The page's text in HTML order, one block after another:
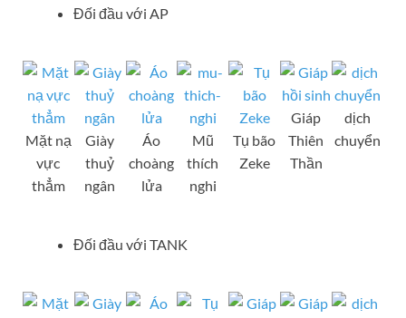
Đối đầu với AP
Mặt nạ
vực
thẳm
Giày
thuỷ
ngân
Áo
choàng
lửa
Mũ
thích
nghi
Tụ bão
Zeke
Giáp
Thiên
Thần
dịch
chuyển
Đối đầu với TANK